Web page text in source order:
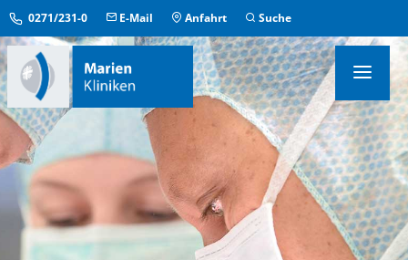
0271/231-0 E-Mail Anfahrt Suche
KLINIKEN & INSTITUTE
MEDIZINISCHE ZENTREN
ÜBERGREIFENDE EINRICHTUNGEN
PFLEGE & AUFENTHALT